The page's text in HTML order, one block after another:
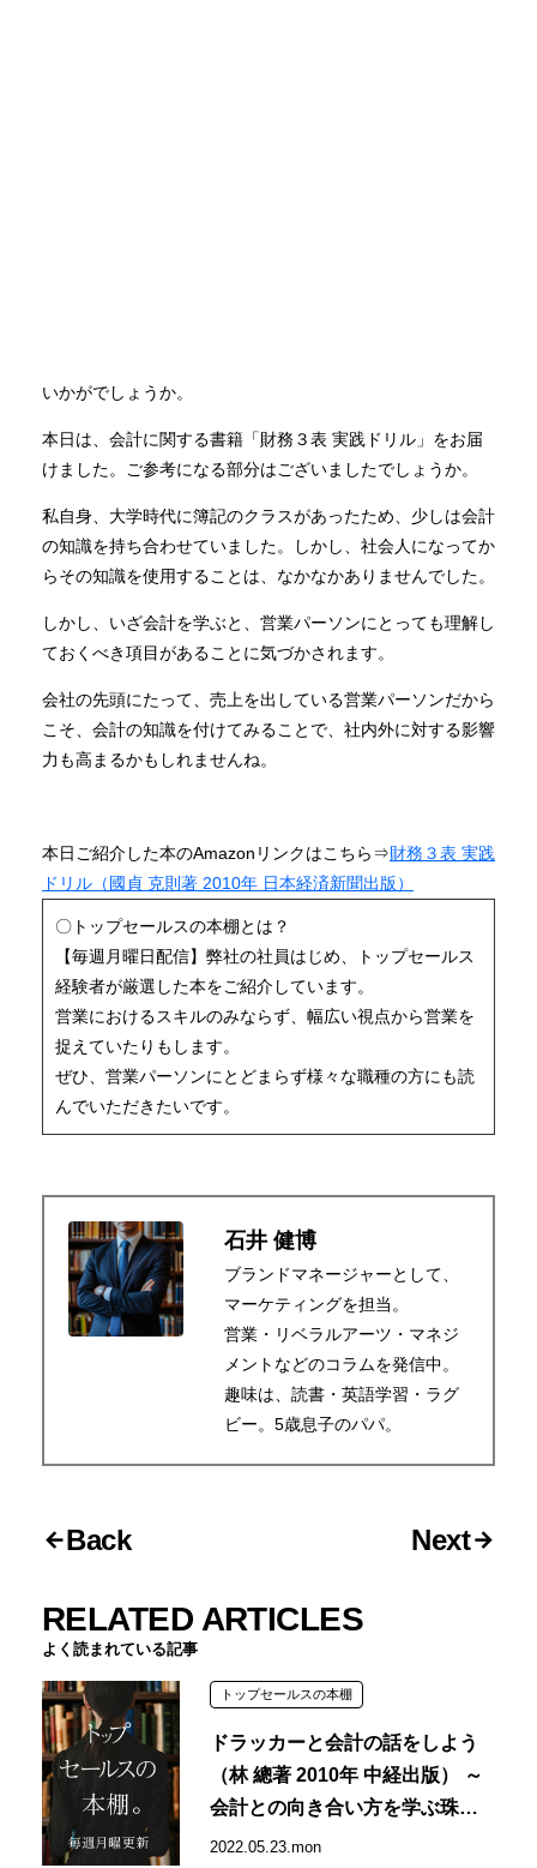
いかがでしょうか。
本日は、会計に関する書籍「財務３表 実践ドリル」をお届
けました。ご参考になる部分はございましたでしょうか。
私自身、大学時代に簿記のクラスがあったため、少しは会計
の知識を持ち合わせていました。しかし、社会人になってか
らその知識を使用することは、なかなかありませんでした。
しかし、いざ会計を学ぶと、営業パーソンにとっても理解し
ておくべき項目があることに気づかされます。
会社の先頭にたって、売上を出している営業パーソンだから
こそ、会計の知識を付けてみることで、社内外に対する影響
力も高まるかもしれませんね。
本日ご紹介した本のAmazonリンクはこちら⇒財務３表 実践
ドリル（國貞 克則著 2010年 日本経済新聞出版）
〇トップセールスの本棚とは？
【毎週月曜日配信】弊社の社員はじめ、トップセールス
経験者が厳選した本をご紹介しています。
営業におけるスキルのみならず、幅広い視点から営業を
捉えていたりもします。
ぜひ、営業パーソンにとどまらず様々な職種の方にも読
んでいただきたいです。
石井 健博
ブランドマネージャーとして、
マーケティングを担当。
営業・リベラルアーツ・マネジ
メントなどのコラムを発信中。
趣味は、読書・英語学習・ラグ
ビー。5歳息子のパパ。
Back Next
RELATED ARTICLES
よく読まれている記事
ドラッカーと会計の話をしよう
（林 總著 2010年 中経出版） ～
会計との向き合い方を学ぶ珠玉
の一冊～
2022.05.23.mon
トップセールスの本棚